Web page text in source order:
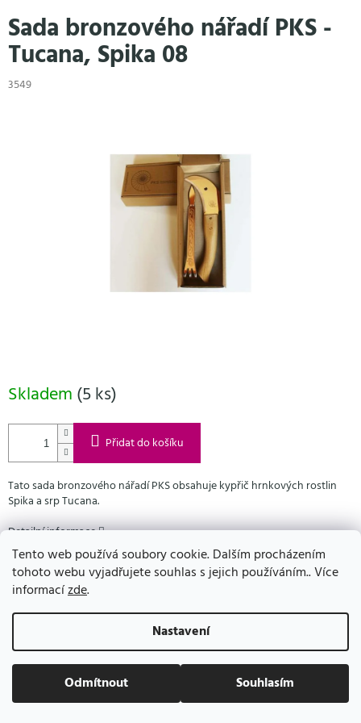
Tento web používá soubory cookie. Dalším procházením
tohoto webu vyjadřujete souhlas s jejich používáním.. Více
informacízde.
Nastavení
Odmítnout Souhlasím
na
obsah
Sada bronzového nářadí PKS -
Tucana, Spika 08
3549
Skladem (5 ks)
Přidat do košíku
Tato sada bronzového nářadí PKS obsahuje kypřič hrnkových rostlin
Spika a srp Tucana.
Detailní informace